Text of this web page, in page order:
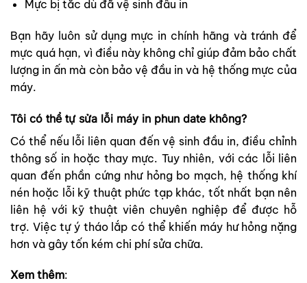
Mực bị tắc dù đã vệ sinh đầu in
Bạn hãy luôn sử dụng mực in chính hãng và tránh để
mực quá hạn, vì điều này không chỉ giúp đảm bảo chất
lượng in ấn mà còn bảo vệ đầu in và hệ thống mực của
máy.
Tôi có thể tự sửa lỗi máy in phun date không?
Có thể nếu lỗi liên quan đến vệ sinh đầu in, điều chỉnh
thông số in hoặc thay mực. Tuy nhiên, với các lỗi liên
quan đến phần cứng như hỏng bo mạch, hệ thống khí
nén hoặc lỗi kỹ thuật phức tạp khác, tốt nhất bạn nên
liên hệ với kỹ thuật viên chuyên nghiệp để được hỗ
trợ. Việc tự ý tháo lắp có thể khiến máy hư hỏng nặng
hơn và gây tốn kém chi phí sửa chữa.
Xem thêm: